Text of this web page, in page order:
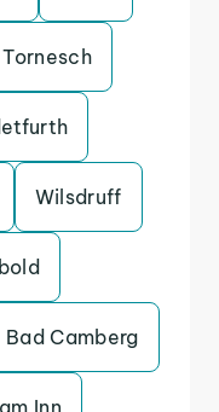
Tornesch
Wilsdruff
Bad Camberg
Inn